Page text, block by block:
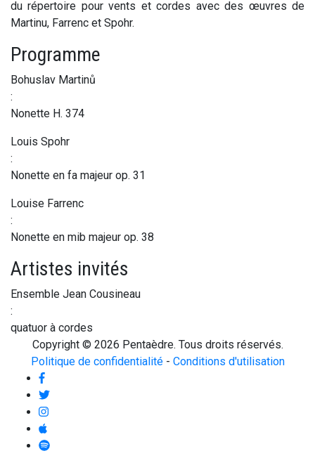
du répertoire pour vents et cordes avec des œuvres de
Martinu, Farrenc et Spohr.
Programme
Bohuslav Martinů
:
Nonette H. 374
Louis Spohr
:
Nonette en fa majeur op. 31
Louise Farrenc
:
Nonette en mib majeur op. 38
Artistes invités
Ensemble Jean Cousineau
:
quatuor à cordes
Copyright © 2026 Pentaèdre. Tous droits réservés.
Politique de confidentialité- Conditions d'utilisation